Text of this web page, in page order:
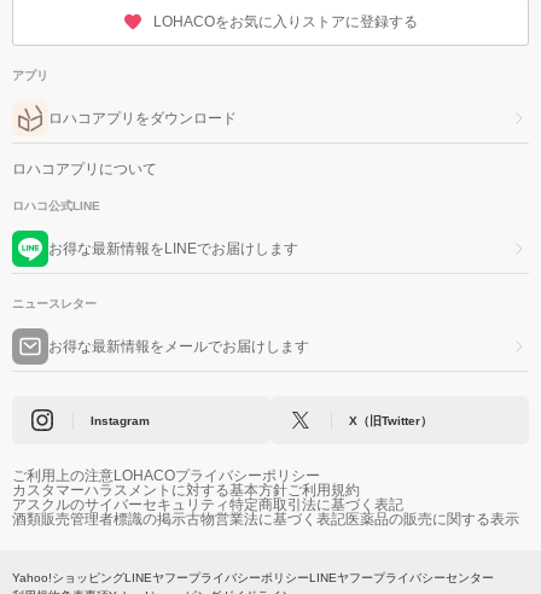
LOHACOをお気に入りストアに登録する
アプリ
ロハコアプリをダウンロード
ロハコアプリについて
ロハコ公式LINE
お得な最新情報をLINEでお届けします
ニュースレター
お得な最新情報をメールでお届けします
Instagram X（旧Twitter）
ご利用上の注意LOHACOプライバシーポリシー
カスタマーハラスメントに対する基本方針ご利用規約
アスクルのサイバーセキュリティ特定商取引法に基づく表記
酒類販売管理者標識の掲示古物営業法に基づく表記医薬品の販売に関する表示
Yahoo!ショッピングLINEヤフープライバシーポリシーLINEヤフープライバシーセンター